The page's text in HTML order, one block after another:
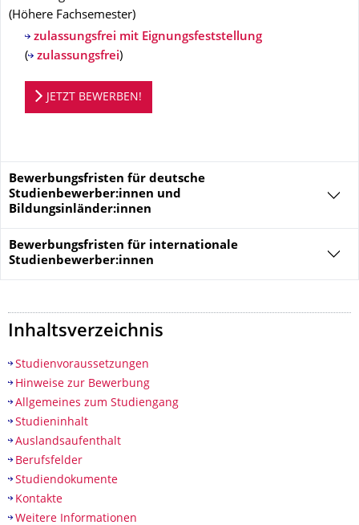
(Höhere Fachsemester)
zulassungsfrei mit Eignungsfeststellung
(
zulassungsfrei)
Bewerbungsportal
JETZT BEWERBEN!
Bewerbungsfristen für deutsche
Studienbewerber:innen und
Bildungsinländer:innen
Bewerbungsfristen für internationale
Studienbewerber:innen
Inhaltsverzeichnis
Studienvoraussetzungen
Hinweise zur Bewerbung
Allgemeines zum Studiengang
Studieninhalt
Auslandsaufenthalt
Berufsfelder
Studiendokumente
Kontakte
Weitere Informationen